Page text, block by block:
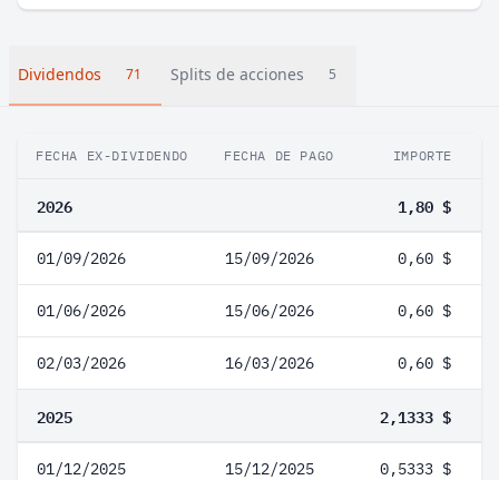
Dividendos 71 Splits de acciones 5
FECHA EX-DIVIDENDO FECHA DE PAGO IMPORTE
2026 1,80 $
01/09/2026 15/09/2026 0,60 $
01/06/2026 15/06/2026 0,60 $
02/03/2026 16/03/2026 0,60 $
2025 2,1333 $
01/12/2025 15/12/2025 0,5333 $